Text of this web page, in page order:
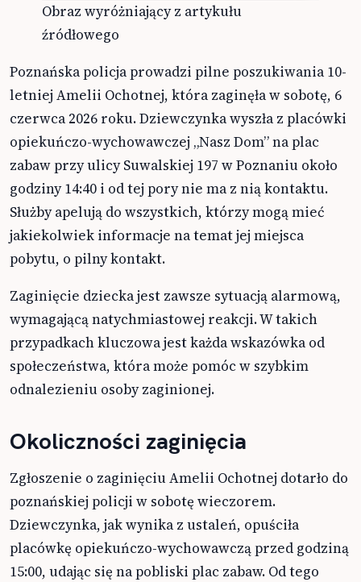
Obraz wyróżniający z artykułu
źródłowego
Poznańska policja prowadzi pilne poszukiwania 10-
letniej Amelii Ochotnej, która zaginęła w sobotę, 6
czerwca 2026 roku. Dziewczynka wyszła z placówki
opiekuńczo-wychowawczej „Nasz Dom” na plac
zabaw przy ulicy Suwalskiej 197 w Poznaniu około
godziny 14:40 i od tej pory nie ma z nią kontaktu.
Służby apelują do wszystkich, którzy mogą mieć
jakiekolwiek informacje na temat jej miejsca
pobytu, o pilny kontakt.
Zaginięcie dziecka jest zawsze sytuacją alarmową,
wymagającą natychmiastowej reakcji. W takich
przypadkach kluczowa jest każda wskazówka od
społeczeństwa, która może pomóc w szybkim
odnalezieniu osoby zaginionej.
Okoliczności zaginięcia
Zgłoszenie o zaginięciu Amelii Ochotnej dotarło do
poznańskiej policji w sobotę wieczorem.
Dziewczynka, jak wynika z ustaleń, opuściła
placówkę opiekuńczo-wychowawczą przed godziną
15:00, udając się na pobliski plac zabaw. Od tego